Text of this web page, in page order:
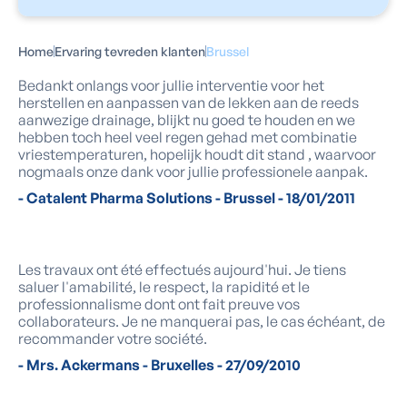
HomeErvaring tevreden klantenBrussel
Bedankt onlangs voor jullie interventie voor het
herstellen en aanpassen van de lekken aan de reeds
aanwezige drainage, blijkt nu goed te houden en we
hebben toch heel veel regen gehad met combinatie
vriestemperaturen, hopelijk houdt dit stand , waarvoor
nogmaals onze dank voor jullie professionele aanpak.
- Catalent Pharma Solutions - Brussel - 18/01/2011
Les travaux ont été effectués aujourd'hui. Je tiens
saluer l'amabilité, le respect, la rapidité et le
professionnalisme dont ont fait preuve vos
collaborateurs. Je ne manquerai pas, le cas échéant, de
recommander votre société.
- Mrs. Ackermans - Bruxelles - 27/09/2010